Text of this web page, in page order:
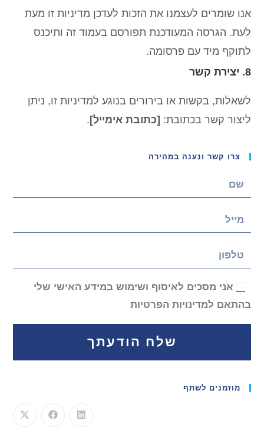
אנו שומרים לעצמנו את הזכות לעדכן מדיניות זו מעת
לעת. הגרסה המעודכנת תפורסם בעמוד זה ותיכנס
לתוקף מיד עם פרסומה.
8. יצירת קשר
לשאלות, בקשות או בירורים בנוגע למדיניות זו, ניתן
ליצור קשר בכתובת: [כתובת אימייל].
צרו קשר ונענה במהירה
אני מסכים לאיסוף ושימוש במידע האישי שלי
בהתאם למדינויות הפרטיות
שלח הודעתך
מוזמנים לשתף